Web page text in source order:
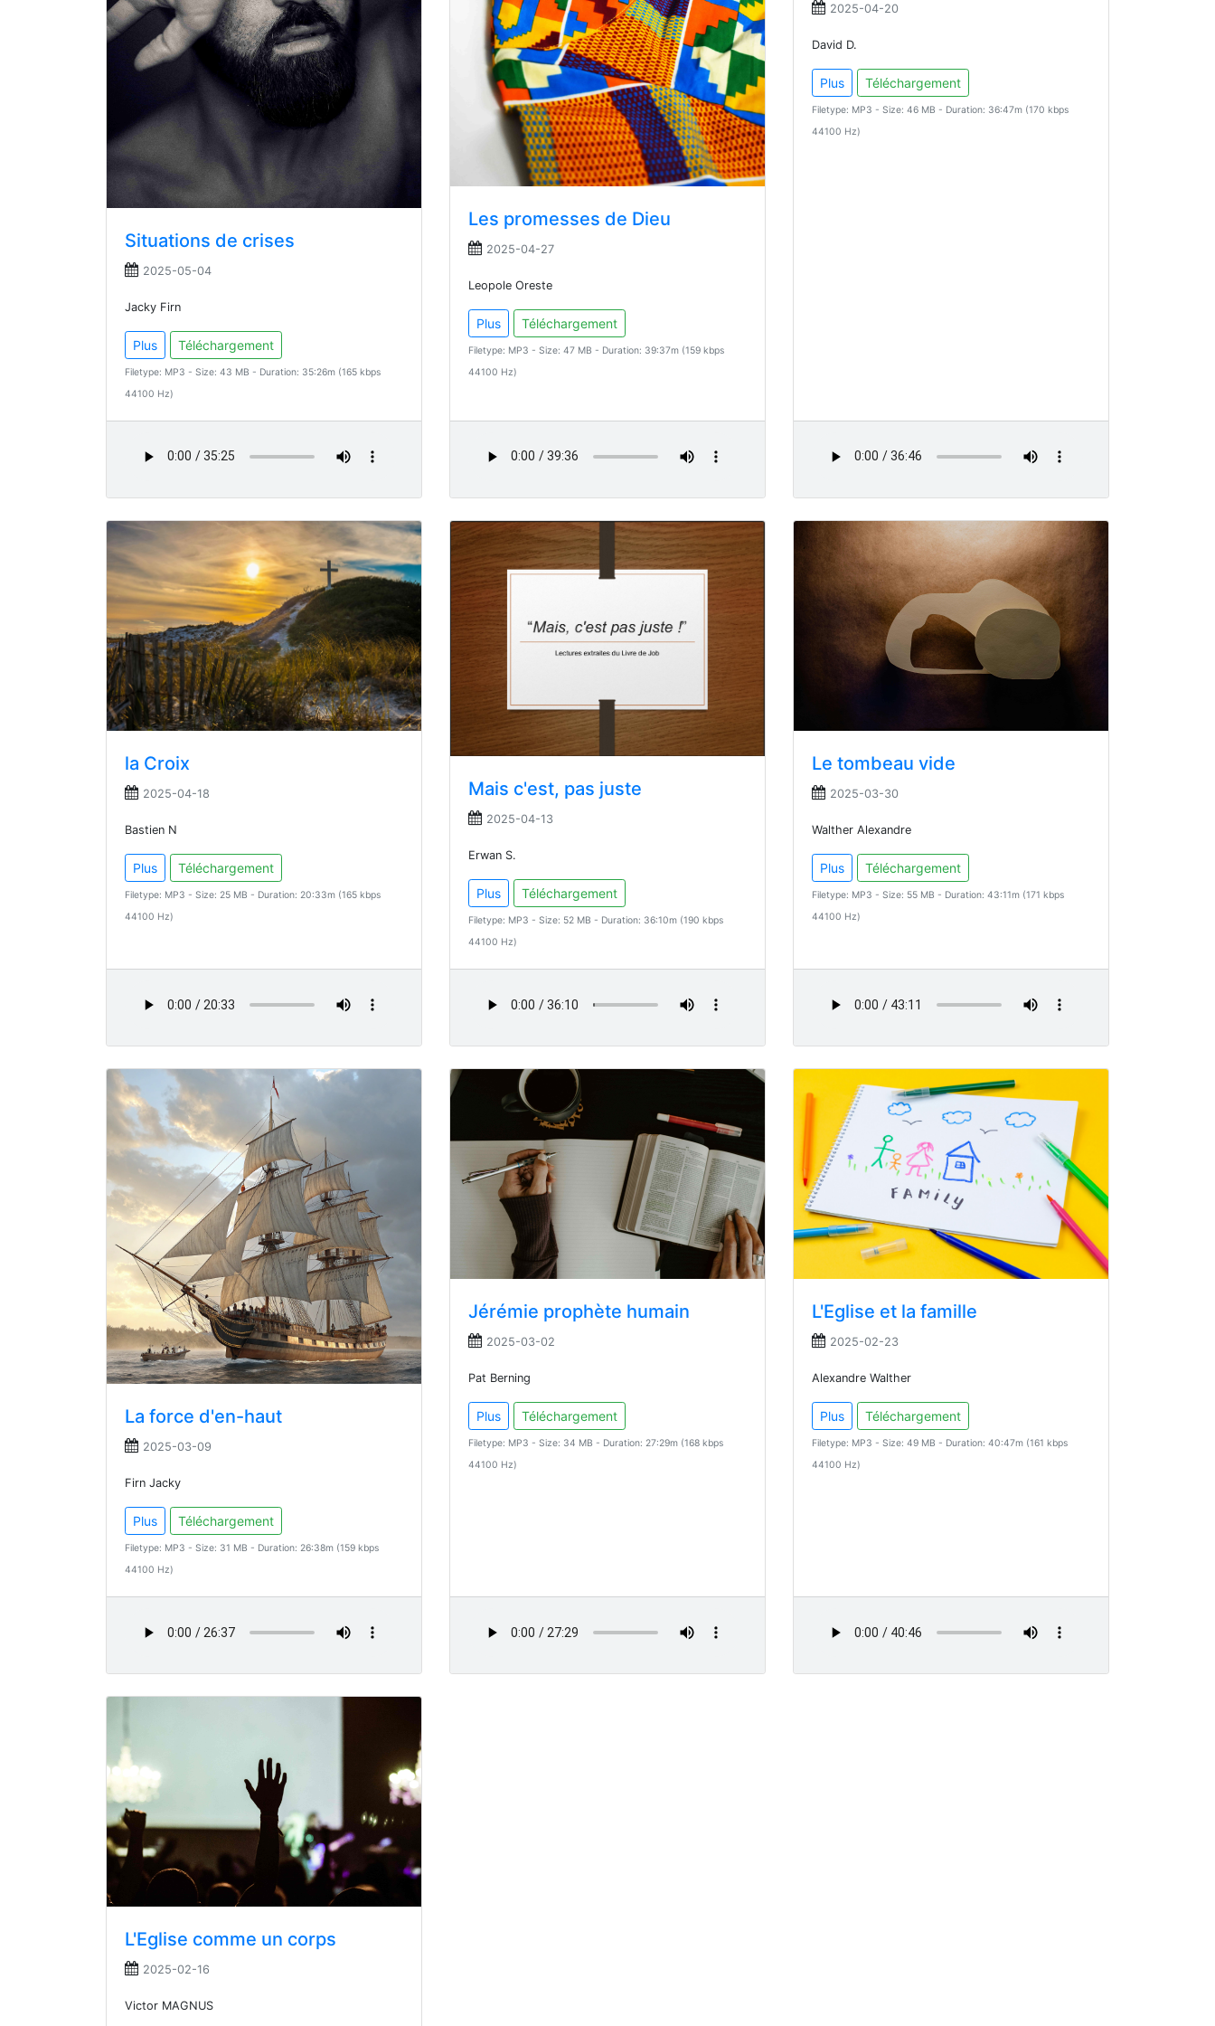
Situations de crises
2025-05-04
Jacky Firn
Plus Téléchargement
Filetype: MP3 - Size: 43 MB - Duration: 35:26m (165 kbps
44100 Hz)
Les promesses de Dieu
2025-04-27
Leopole Oreste
Plus Téléchargement
Filetype: MP3 - Size: 47 MB - Duration: 39:37m (159 kbps
44100 Hz)
2025-04-20
David D.
Plus Téléchargement
Filetype: MP3 - Size: 46 MB - Duration: 36:47m (170 kbps
44100 Hz)
la Croix
2025-04-18
Bastien N
Plus Téléchargement
Filetype: MP3 - Size: 25 MB - Duration: 20:33m (165 kbps
44100 Hz)
Mais c'est, pas juste
2025-04-13
Erwan S.
Plus Téléchargement
Filetype: MP3 - Size: 52 MB - Duration: 36:10m (190 kbps
44100 Hz)
Le tombeau vide
2025-03-30
Walther Alexandre
Plus Téléchargement
Filetype: MP3 - Size: 55 MB - Duration: 43:11m (171 kbps
44100 Hz)
La force d'en-haut
2025-03-09
Firn Jacky
Plus Téléchargement
Filetype: MP3 - Size: 31 MB - Duration: 26:38m (159 kbps
44100 Hz)
Jérémie prophète humain
2025-03-02
Pat Berning
Plus Téléchargement
Filetype: MP3 - Size: 34 MB - Duration: 27:29m (168 kbps
44100 Hz)
L'Eglise et la famille
2025-02-23
Alexandre Walther
Plus Téléchargement
Filetype: MP3 - Size: 49 MB - Duration: 40:47m (161 kbps
44100 Hz)
L'Eglise comme un corps
2025-02-16
Victor MAGNUS